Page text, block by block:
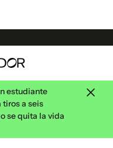
estudiante
tiros a seis
se quita la vida